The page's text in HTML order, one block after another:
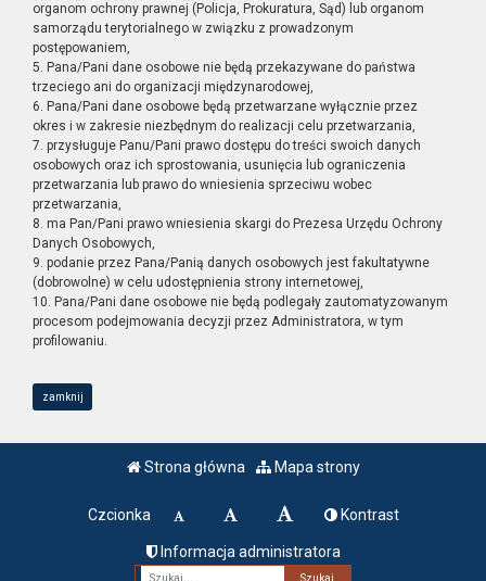
organom ochrony prawnej (Policja, Prokuratura, Sąd) lub organom
samorządu terytorialnego w związku z prowadzonym
postępowaniem,
5. Pana/Pani dane osobowe nie będą przekazywane do państwa
trzeciego ani do organizacji międzynarodowej,
6. Pana/Pani dane osobowe będą przetwarzane wyłącznie przez
okres i w zakresie niezbędnym do realizacji celu przetwarzania,
7. przysługuje Panu/Pani prawo dostępu do treści swoich danych
osobowych oraz ich sprostowania, usunięcia lub ograniczenia
przetwarzania lub prawo do wniesienia sprzeciwu wobec
przetwarzania,
8. ma Pan/Pani prawo wniesienia skargi do Prezesa Urzędu Ochrony
Danych Osobowych,
9. podanie przez Pana/Panią danych osobowych jest fakultatywne
(dobrowolne) w celu udostępnienia strony internetowej,
10. Pana/Pani dane osobowe nie będą podlegały zautomatyzowanym
procesom podejmowania decyzji przez Administratora, w tym
profilowaniu.
zamknij
Strona główna Mapa strony
Czcionka Kontrast
Informacja administratora